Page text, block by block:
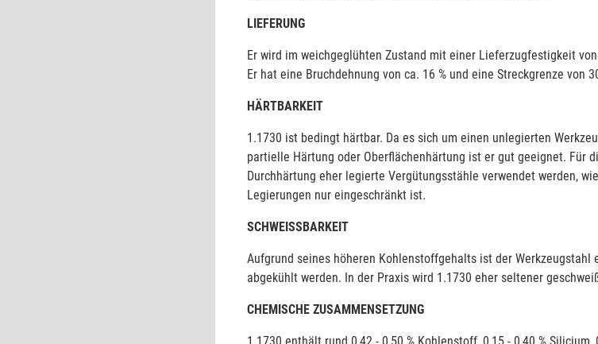
LIEFERUNG
Er wird im weichgeglühten Zustand mit einer Lieferzugfestigkeit
Er hat eine Bruchdehnung von ca. 16 % und eine Streckgrenze von
HÄRTBARKEIT
1.1730 ist bedingt härtbar. Da es sich um einen unlegierten
partielle Härtung oder Oberflächenhärtung ist er gut geeignet. Für
Durchhärtung eher legierte Vergütungsstähle verwendet werden,
Legierungen nur eingeschränkt ist.
SCHWEISSBARKEIT
Aufgrund seines höheren Kohlenstoffgehalts ist der
abgekühlt werden. In der Praxis wird 1.1730 eher seltener
CHEMISCHE ZUSAMMENSETZUNG